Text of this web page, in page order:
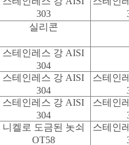
303
실리콘
스테인레스 강 AISI
304
스테인레스 강 AISI
304
스테인
스테인레스 강 AISI
304
스테인
니켈로 도금된 놋쇠
OT58
스테인